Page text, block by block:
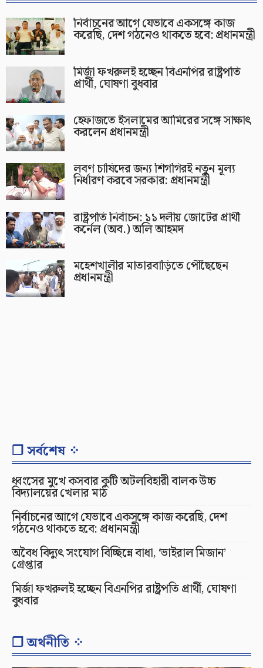
নির্বাচনের আগে যেভাবে একসঙ্গে কাজ
করেছি, দেশ গঠনেও থাকতে হবে: প্রধানমন্ত্রী
মির্জা ফখরুলই হচ্ছেন বিএনপির রাষ্ট্রপতি
প্রার্থী, ঘোষণা বুধবার
হেফাজতে ইসলামের আমিরের সঙ্গে সাক্ষাৎ
করলেন প্রধানমন্ত্রী
লবণ চাষিদের জন্য শিগগিরই নতুন মূল্য
নির্ধারণ করবে সরকার: প্রধানমন্ত্রী
রাষ্ট্রপতি নির্বাচন: ১১ দলীয় জোটের প্রার্থী
কর্নেল (অব.) অলি আহমদ
মহেশখালীর মাতারবাড়িতে পৌঁছেছেন
প্রধানমন্ত্রী
❐ সর্বশেষ ⁘
ধ্বংসের মুখে কসবার কুটি অটলবিহারী বালক উচ্চ
বিদ্যালয়ের খেলার মাঠ
নির্বাচনের আগে যেভাবে একসঙ্গে কাজ করেছি, দেশ
গঠনেও থাকতে হবে: প্রধানমন্ত্রী
অবৈধ বিদ্যুৎ সংযোগ বিচ্ছিন্নে বাধা, ‘ভাইরাল মিজান’
গ্রেপ্তার
মির্জা ফখরুলই হচ্ছেন বিএনপির রাষ্ট্রপতি প্রার্থী, ঘোষণা
বুধবার
❐ অর্থনীতি ⁘